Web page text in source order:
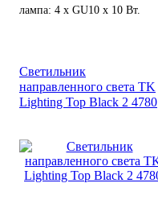
лампа: 4 х GU10 х 10 Вт.
Светильник
направленного света TK
Lighting Top Black 2 4780